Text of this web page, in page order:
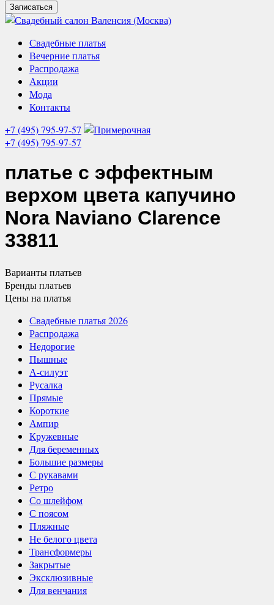
Записаться
Свадебные платья
Вечерние платья
Распродажа
Акции
Мода
Контакты
+7 (495) 795-97-57
+7 (495) 795-97-57
платье с эффектным
верхом цвета капучино
Nora Naviano Clarence
33811
Вариантыплатьев
Брендыплатьев
Ценына платья
Свадебные платья 2026
Распродажа
Недорогие
Пышные
А-силуэт
Русалка
Прямые
Короткие
Ампир
Кружевные
Для беременных
Большие размеры
С рукавами
Ретро
Со шлейфом
С поясом
Пляжные
Не белого цвета
Трансформеры
Закрытые
Эксклюзивные
Для венчания